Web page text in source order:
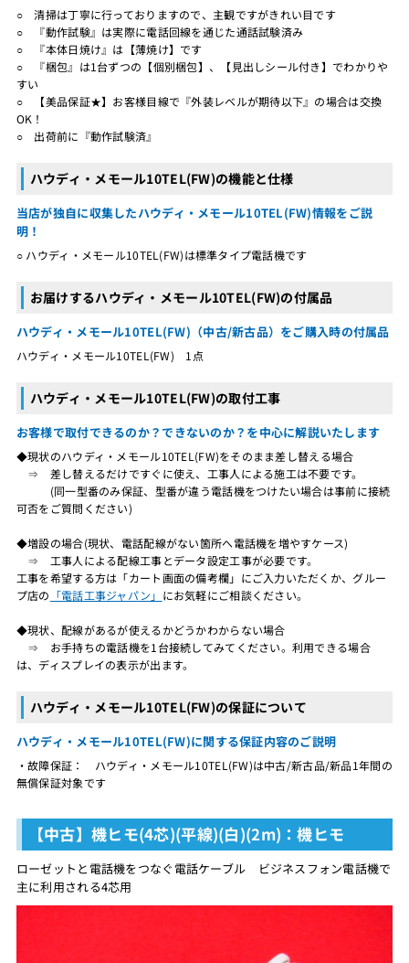
○ 清掃は丁寧に行っておりますので、主観ですがきれい目です
○ 『動作試験』は実際に電話回線を通じた通話試験済み
○ 『本体日焼け』は【薄焼け】です
○ 『梱包』は1台ずつの【個別梱包】、【見出しシール付き】でわかりや
すい
○ 【美品保証★】お客様目線で『外装レベルが期待以下』の場合は交換
OK！
○ 出荷前に『動作試験済』
ハウディ・メモール10TEL(FW)の機能と仕様
当店が独自に収集したハウディ・メモール10TEL(FW)情報をご説
明！
○ ハウディ・メモール10TEL(FW)は標準タイプ電話機です
お届けするハウディ・メモール10TEL(FW)の付属品
ハウディ・メモール10TEL(FW)（中古/新古品）をご購入時の付属品
ハウディ・メモール10TEL(FW) 1点
ハウディ・メモール10TEL(FW)の取付工事
お客様で取付できるのか？できないのか？を中心に解説いたします
◆現状のハウディ・メモール10TEL(FW)をそのまま差し替える場合
⇒ 差し替えるだけですぐに使え、工事人による施工は不要です。
(同一型番のみ保証、型番が違う電話機をつけたい場合は事前に接続
可否をご質問ください)
◆増設の場合(現状、電話配線がない箇所へ電話機を増やすケース)
⇒ 工事人による配線工事とデータ設定工事が必要です。
工事を希望する方は「カート画面の備考欄」にご入力いただくか、グルー
プ店の 「電話工事ジャパン」 にお気軽にご相談ください。
◆現状、配線があるが使えるかどうかわからない場合
⇒ お手持ちの電話機を1台接続してみてください。利用できる場合
は、ディスプレイの表示が出ます。
ハウディ・メモール10TEL(FW)の保証について
ハウディ・メモール10TEL(FW)に関する保証内容のご説明
・故障保証： ハウディ・メモール10TEL(FW)は中古/新古品/新品1年間の
無償保証対象です
【中古】機ヒモ(4芯)(平線)(白)(2m)：機ヒモ
ローゼットと電話機をつなぐ電話ケーブル ビジネスフォン電話機で
主に利用される4芯用